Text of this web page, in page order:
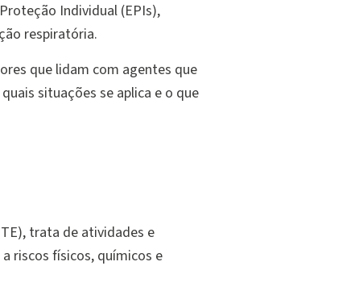
Individual (EPIs),
respiratória.
que lidam com agentes que
situações se aplica e o que
trata de atividades e
riscos físicos, químicos e